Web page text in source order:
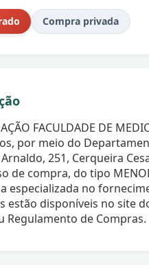
Compra privada
FACULDADE DE
por meio do
251, Cerqueira
de compra, do tipo
especializada no
estão disponíveis no site
Regulamento de Compras.